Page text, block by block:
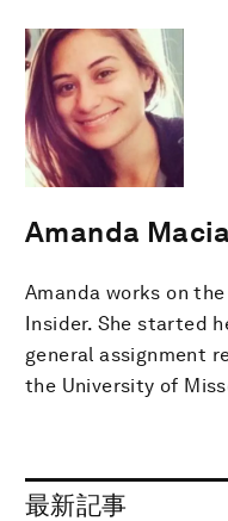
Amanda
Amanda works on
Insider. She started
general assignment
the University of
最新記事